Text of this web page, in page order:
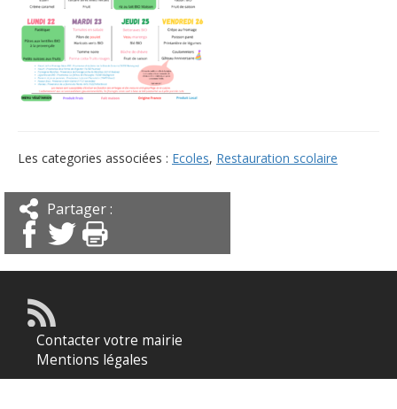
Les categories associées : Ecoles, Restauration scolaire
Partager :
Contacter votre mairie
Mentions légales